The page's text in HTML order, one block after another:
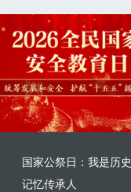
国家公祭日：我是历史
记忆传承人